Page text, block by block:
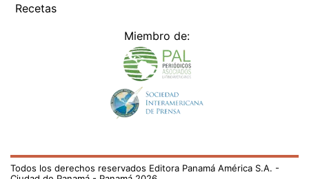
Recetas
Miembro de:
Todos los derechos reservados Editora Panamá América S.A. -